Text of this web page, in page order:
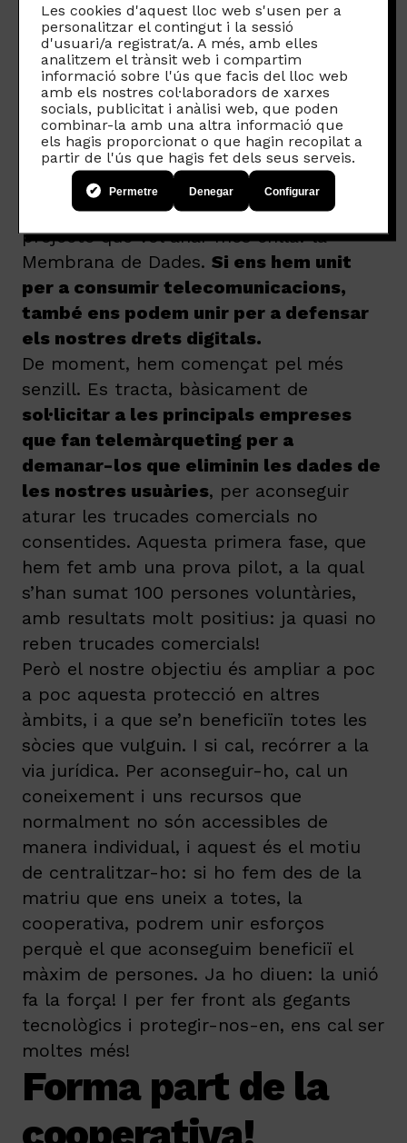
Les cookies d'aquest lloc web s'usen per a
personalitzar el contingut i la sessió
d'usuari/a registrat/a. A més, amb elles
analitzem el trànsit web i compartim
informació sobre l'ús que facis del lloc web
amb els nostres col·laboradors de xarxes
socials, publicitat i anàlisi web, que poden
combinar-la amb una altra informació que
els hagis proporcionat o que hagin recopilat a
partir de l'ús que hagis fet dels seus serveis.
Permetre Denegar Configurar
Volem trobar la forma de vetllar perquè
els nostres usuaris i usuàries puguin
exercir el dret a no rebre trucades
telefòniques no desitjades, d’una manera
fàcil, còmoda i col·lectiva. I per això, hem
posat en marxa aquesta prova pilot d’un
projecte que vol anar més enllà: la
Membrana de Dades. Si ens hem unit
per a consumir telecomunicacions,
també ens podem unir per a defensar
els nostres drets digitals.
De moment, hem començat pel més
senzill. Es tracta, bàsicament de
sol·licitar a les principals empreses
que fan telemàrqueting per a
demanar-los que eliminin les dades de
les nostres usuàries, per aconseguir
aturar les trucades comercials no
consentides. Aquesta primera fase, que
hem fet amb una prova pilot, a la qual
s’han sumat 100 persones voluntàries,
amb resultats molt positius: ja quasi no
reben trucades comercials!
Però el nostre objectiu és ampliar a poc
a poc aquesta protecció en altres
àmbits, i a que se’n beneficiïn totes les
sòcies que vulguin. I si cal, recórrer a la
via jurídica. Per aconseguir-ho, cal un
coneixement i uns recursos que
normalment no són accessibles de
manera individual, i aquest és el motiu
de centralitzar-ho: si ho fem des de la
matriu que ens uneix a totes, la
cooperativa, podrem unir esforços
perquè el que aconseguim beneficiï el
màxim de persones. Ja ho diuen: la unió
fa la força! I per fer front als gegants
tecnològics i protegir-nos-en, ens cal ser
moltes més!
Forma part de la
cooperativa!